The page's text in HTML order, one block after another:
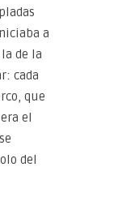
a
de la
cada
que
el
del